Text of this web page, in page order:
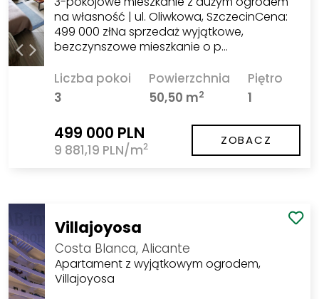
na własność | ul. Oliwkowa, SzczecinCena:
499 000 złNa sprzedaż wyjątkowe,
bezczynszowe mieszkanie o p…
Liczba pokoi
3
Powierzchnia
50,50 m2
Piętro
1
499 000 PLN
9 881,19 PLN/m2 ZOBACZ
Villajoyosa
Costa Blanca, Alicante
Apartament z wyjątkowym ogrodem,
Villajoyosa